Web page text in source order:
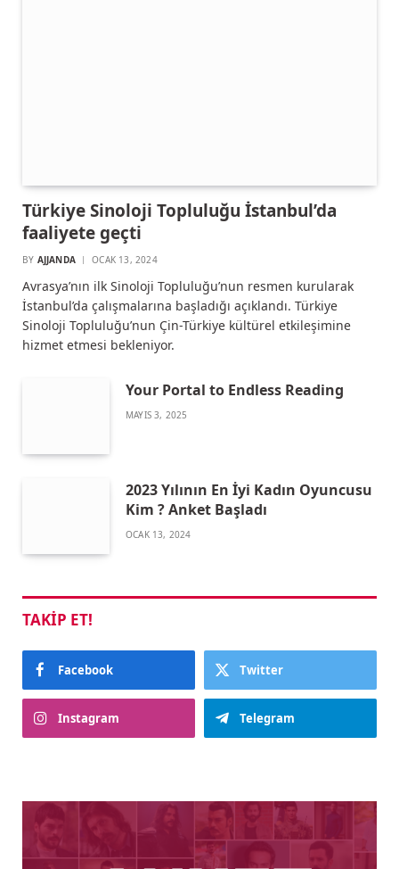
Türkiye Sinoloji Topluluğu İstanbul’da
faaliyete geçti
BY AJJANDA OCAK 13, 2024
Avrasya’nın ilk Sinoloji Topluluğu’nun resmen kurularak
İstanbul’da çalışmalarına başladığı açıklandı. Türkiye
Sinoloji Topluluğu’nun Çin-Türkiye kültürel etkileşimine
hizmet etmesi bekleniyor.
Your Portal to Endless Reading
MAYIS 3, 2025
2023 Yılının En İyi Kadın Oyuncusu
Kim ? Anket Başladı
OCAK 13, 2024
TAKIP ET!
Facebook Twitter
Instagram Telegram